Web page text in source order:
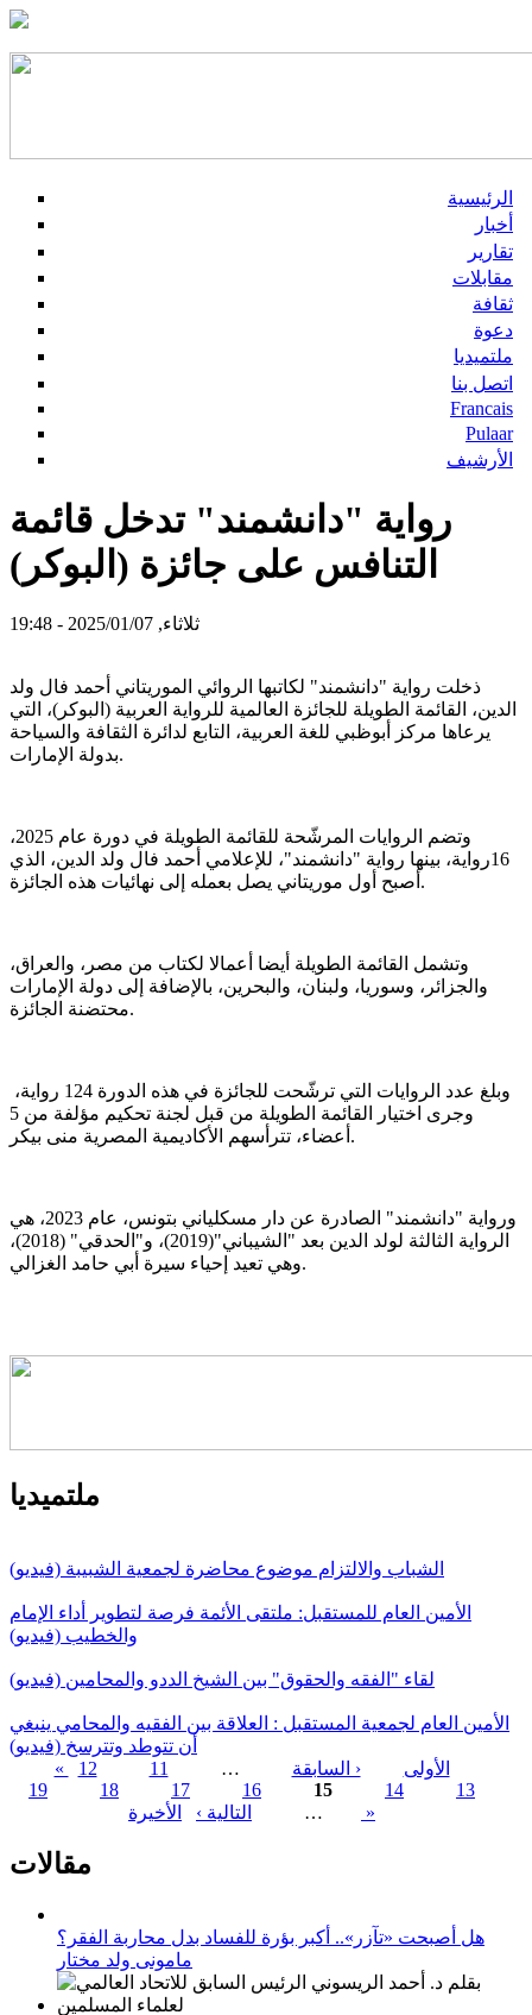
الرئيسية
أخبار
تقارير
مقابلات
ثقافة
دعوة
ملتميديا
اتصل بنا
Francais
Pulaar
الأرشيف
رواية "دانشمند" تدخل قائمة
التنافس على جائزة (البوكر)
ثلاثاء, 2025/01/07 - 19:48
ذخلت رواية "دانشمند" لكاتبها الروائي الموريتاني أحمد فال ولد
الدين، القائمة الطويلة للجائزة العالمية للرواية العربية (البوكر)، التي
يرعاها مركز أبوظبي للغة العربية، التابع لدائرة الثقافة والسياحة
بدولة الإمارات.
وتضم الروايات المرشّحة للقائمة الطويلة في دورة عام 2025،
16رواية، بينها رواية "دانشمند"، للإعلامي أحمد فال ولد الدين، الذي
أصبح أول موريتاني يصل بعمله إلى نهائيات هذه الجائزة.
وتشمل القائمة الطويلة أيضا أعمالا لكتاب من مصر، والعراق،
والجزائر، وسوريا، ولبنان، والبحرين، بالإضافة إلى دولة الإمارات
محتضنة الجائزة.
وجرى اختيار القائمة الطويلة من قبل لجنة تحكيم مؤلفة من 5
أعضاء، تترأسهم الأكاديمية المصرية منى بيكر.
ورواية "دانشمند" الصادرة عن دار مسكلياني بتونس، عام 2023، هي
الرواية الثالثة لولد الدين بعد "الشيباني"(2019)، و"الحدقي" (2018)،
وهي تعيد إحياء سيرة أبي حامد الغزالي.
ملتميديا
الشباب والالتزام موضوع محاضرة لجمعية الشبيبة (فيديو)
الأمين العام للمستقبل: ملتقى الأئمة فرصة لتطوير أداء الإمام
والخطيب (فيديو)
لقاء "الفقه والحقوق" بين الشيخ الددو والمحامين (فيديو)
الأمين العام لجمعية المستقبل : العلاقة بين الفقيه والمحامي ينبغي
أن تتوطد وتترسخ (فيديو)
الصفحات
« الأولى ‹ السابقة …
11
12
13
14
15
16
17
18
19
…
التالية › الأخيرة »
مقالات
هل أصبحت «تآزر».. أكبر بؤرة للفساد بدل محاربة الفقر؟
مامونى ولد مختار